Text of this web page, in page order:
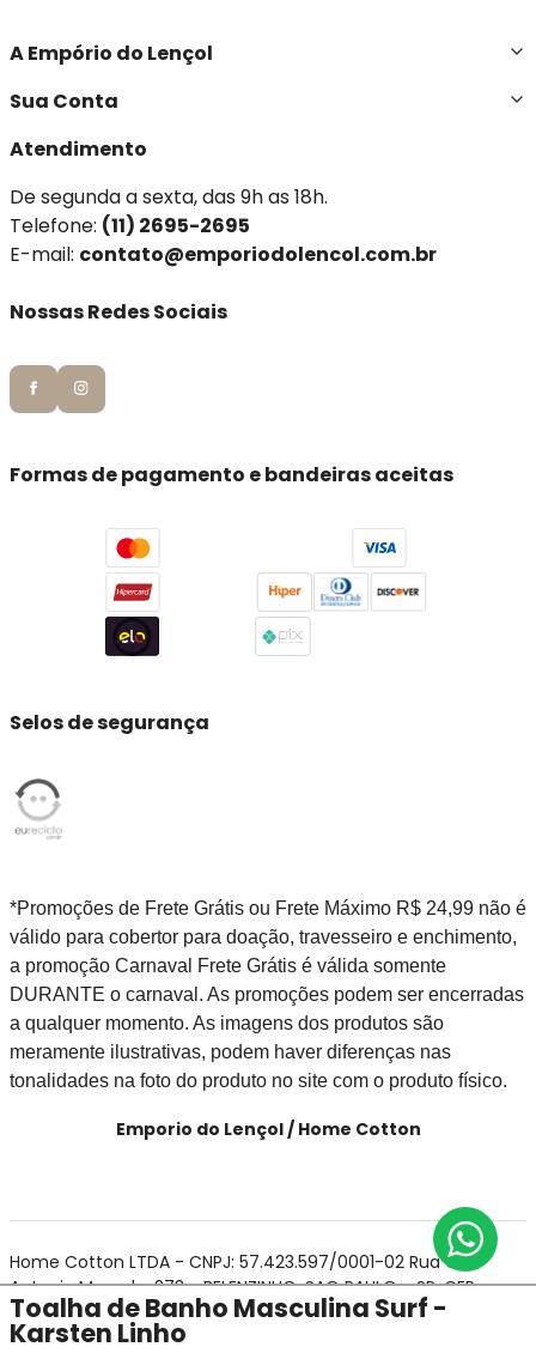
Toalha de Banho Masculina Surf -
Karsten Linho
A Empório do Lençol
Sua Conta
Atendimento
De segunda a sexta, das 9h as 18h.
Telefone: (11) 2695-2695
E-mail: contato@emporiodolencol.com.br
Nossas Redes Sociais
Formas de pagamento e bandeiras aceitas
Selos de segurança
*Promoções de Frete Grátis ou Frete Máximo R$ 24,99 não é
válido para cobertor para doação, travesseiro e enchimento,
a promoção Carnaval Frete Grátis é válida somente
DURANTE o carnaval. As promoções podem ser encerradas
a qualquer momento. As imagens dos produtos são
meramente ilustrativas, podem haver diferenças nas
tonalidades na foto do produto no site com o produto físico.
Emporio do Lençol / Home Cotton
Home Cotton LTDA - CNPJ: 57.423.597/0001-02 Rua Cel
Antonio Marcelo, 273 - BELENZINHO, SAO PAULO - SP, CEP
03054-040